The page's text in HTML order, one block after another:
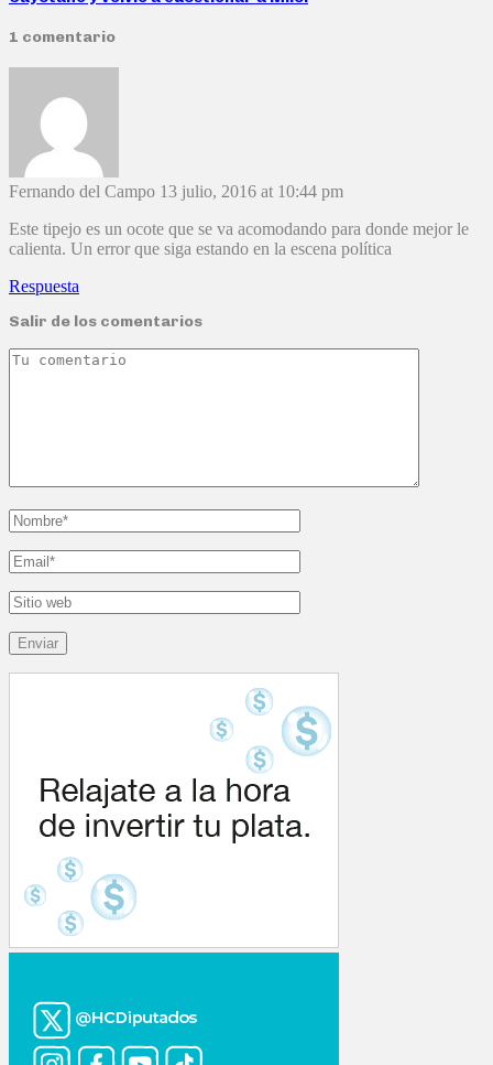
1 comentario
Fernando del Campo 13 julio, 2016 at 10:44 pm
Este tipejo es un ocote que se va acomodando para donde mejor le
calienta. Un error que siga estando en la escena política
Respuesta
Salir de los comentarios